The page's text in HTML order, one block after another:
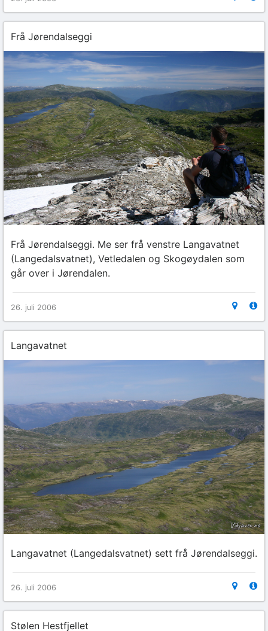
Frå Jørendalseggi
Frå Jørendalseggi. Me ser frå venstre Langavatnet
(Langedalsvatnet), Vetledalen og Skogøydalen som
går over i Jørendalen.
26. juli 2006
Langavatnet
Langavatnet (Langedalsvatnet) sett frå Jørendalseggi.
26. juli 2006
Stølen Hestfjellet